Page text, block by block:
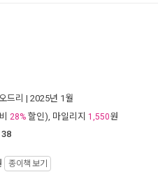
드리 | 2025년 1월
28% 할인), 마일리지 1,550원
38
종이책 보기